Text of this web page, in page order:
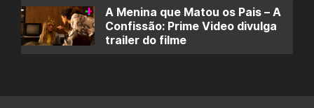
A Menina que Matou os Pais – A
Confissão: Prime Video divulga
trailer do filme